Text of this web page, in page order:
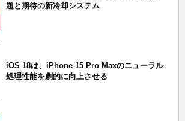
題と期待の新冷却システム
iOS 18は、iPhone 15 Pro Maxのニューラル
処理性能を劇的に向上させる